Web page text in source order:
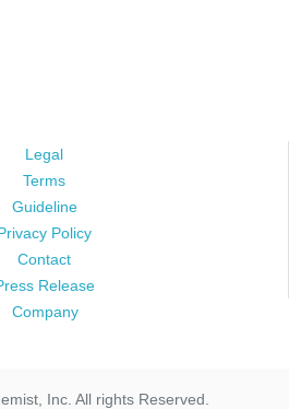
Legal
Terms
Guideline
Policy
Contact
Release
Company
Inc. All rights Reserved.